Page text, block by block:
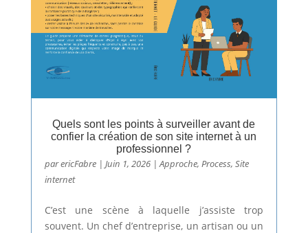
Quels sont les points à surveiller avant de
confier la création de son site internet à un
professionnel ?
parericFabre| Juin 1, 2026|Approche, Process, Site
internet
C’est une scène à laquelle j’assiste trop
souvent. Un chef d’entreprise, un artisan ou un